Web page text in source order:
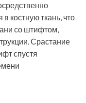
костную ткань, что
со штифтом,
Срастание
спустя